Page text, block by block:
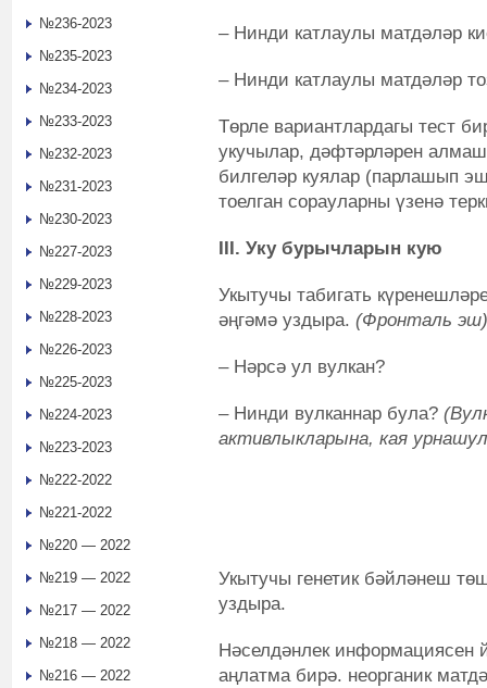
– Нинди катлаулы матдәләр
– Нинди катлаулы матдәләр
Төрле вариантлардагы тест
укучылар, дәфтәрләрен
билгеләр куялар (парлашып
тоелган сорауларны үзенә
III. Уку бурычларын кую
Укытучы табигать
әңгәмә уздыра. (Фронталь эш)
– Нәрсә ул вулкан?
– Нинди вулканнар була?
активлыкларына, кая
Укытучы генетик бәйләнеш
уздыра.
Нәселдәнлек информациясен
аңлатма бирә. неорганик
№236-2023
№235-2023
№234-2023
№233-2023
№232-2023
№231-2023
№230-2023
№227-2023
№229-2023
№228-2023
№226-2023
№225-2023
№224-2023
№223-2023
№222-2022
№221-2022
№220 — 2022
№219 — 2022
№217 — 2022
№218 — 2022
№216 — 2022